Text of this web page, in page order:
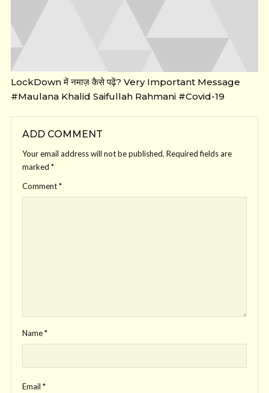
LockDown में नमाज़ कैसे पढ़ें? Very Important Message
#Maulana Khalid Saifullah Rahmani #Covid-19
ADD COMMENT
Your email address will not be published. Required fields are
marked *
Comment*
Name*
Email *